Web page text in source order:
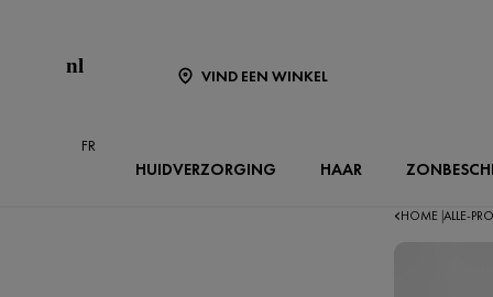
nl
FR
VIND EEN WINKEL
HUIDVERZORGING HAAR
HOME |ALLE-